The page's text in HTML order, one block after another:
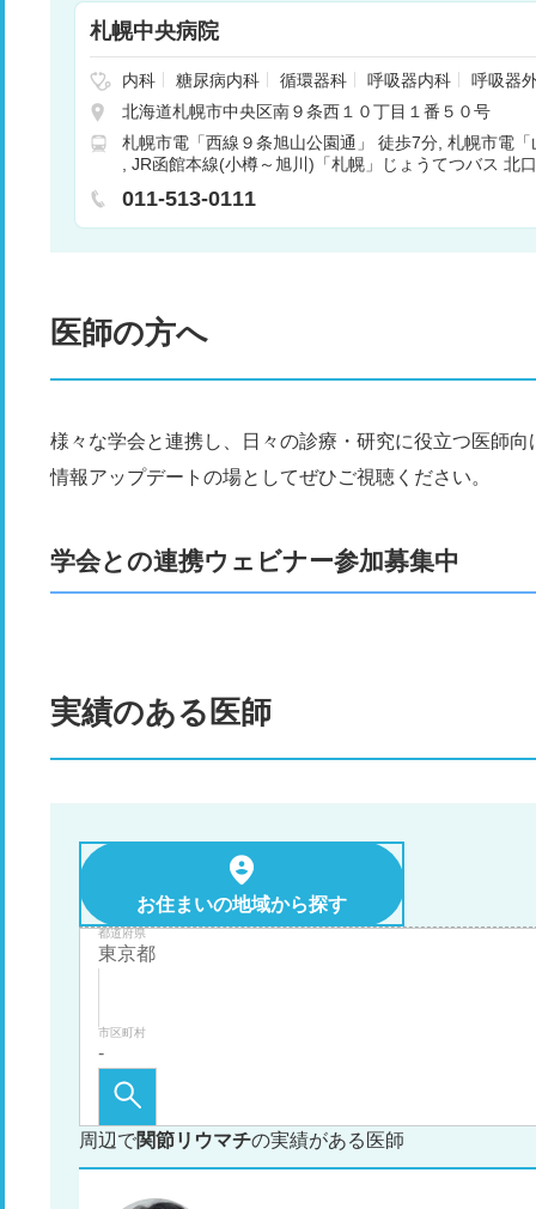
札幌中央病院
内科 糖尿病内科 循環器科 呼吸器内科
呼吸器
臓血管外科
整形外科 形成外科 リウマチ科
工透析
リハビリテーション 呼吸器科 外科
北海道札幌市中央区南９条西１０丁目１番５０号
札幌市電「西線９条旭山公園通」 徒歩7分 札幌市電
JR函館本線(小樽～旭川)「札幌」じょうてつバス 北
１丁目」じょうてつバス 南4、南54、南64乗車 南9条
院前下車 徒歩1～2分 バス 札幌市営地下鉄南北線「真
011-513-0111
医師の方へ
様々な学会と連携し、日々の診療・研究に役立つ医師
情報アップデートの場としてぜひご視聴ください。
学会との連携ウェビナー参加募集中
実績のある医師
お住まいの地域から探す
都道府県
市区町村
周辺で関節リウマチの実績がある医師